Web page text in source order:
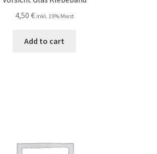
4,50 € inkl. 19% Mwst
Add to cart